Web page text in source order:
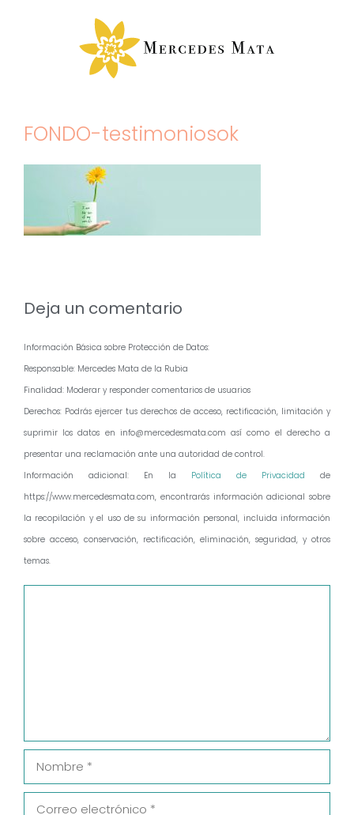
FONDO-testimoniosok
Deja un comentario
Información Básica sobre Protección de Datos:
Responsable: Mercedes Mata de la Rubia
Finalidad: Moderar y responder comentarios de usuarios
Derechos: Podrás ejercer tus derechos de acceso, rectificación, limitación y
suprimir los datos en info@mercedesmata.com así como el derecho a
presentar una reclamación ante una autoridad de control.
Información adicional: En la Política de Privacidad de
https://www.mercedesmata.com, encontrarás información adicional sobre
la recopilación y el uso de su información personal, incluida información
sobre acceso, conservación, rectificación, eliminación, seguridad, y otros
temas.
Nombre
Correo